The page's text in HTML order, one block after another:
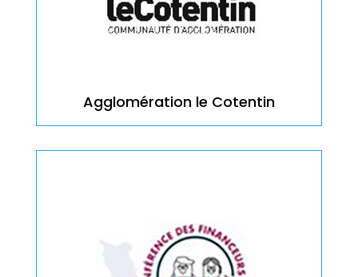
Agglomération le Cotentin